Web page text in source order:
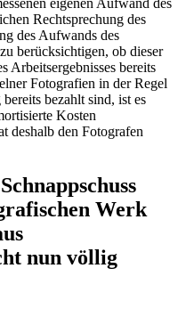
eigenen Aufwand des
Rechtsprechung des
des Aufwands des
berücksichtigen, ob dieser
Arbeitsergebnisses bereits
Fotografien in der Regel
bezahlt sind, ist es
Kosten
deshalb den Fotografen
Werk
nun völlig